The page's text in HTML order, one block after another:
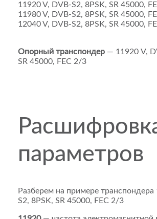
11920 V, DVB-S2, 8PSK, SR 45000,
11980 V, DVB-S2, 8PSK, SR 45000,
12040 V, DVB-S2, 8PSK, SR 45000,
Опорный транспондер — 11920 V,
SR 45000, FEC 2/3
параметров
Разберем на примере транспондера
S2, 8PSK, SR 45000, FEC 2/3